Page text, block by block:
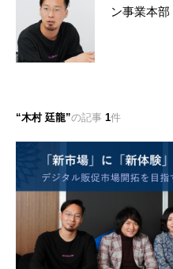
ン事業本部
木村 廷龍 の記事 1件